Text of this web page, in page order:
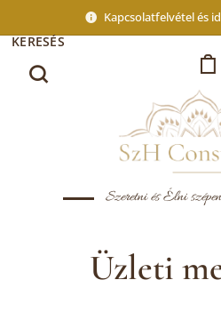
Kapcsolatfelvétel és
Szeretni és Élni
KERESÉS
Üzleti